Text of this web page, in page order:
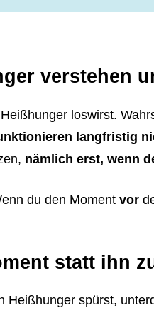
verstehen
loswirst.
langfristig
nämlich erst, wenn
du den Moment vor
statt ihn
Heißhunger spürst,